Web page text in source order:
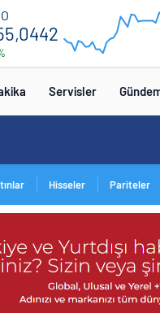
08:00
Servisler
Hisseler Pariteler